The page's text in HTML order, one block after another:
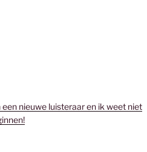
een nieuwe luisteraar en ik weet niet